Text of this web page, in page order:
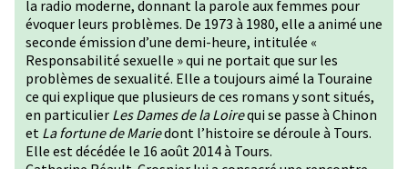
la radio moderne, donnant la parole aux femmes pour
évoquer leurs problèmes. De 1973 à 1980, elle a animé une
seconde émission d’une demi-heure, intitulée «
Responsabilité sexuelle » qui ne portait que sur les
problèmes de sexualité. Elle a toujours aimé la Touraine
ce qui explique que plusieurs de ces romans y sont situés,
en particulier Les Dames de la Loirequi se passe à Chinon
et La fortune de Mariedont l’histoire se déroule à Tours.
Elle est décédée le 16 août 2014 à Tours.